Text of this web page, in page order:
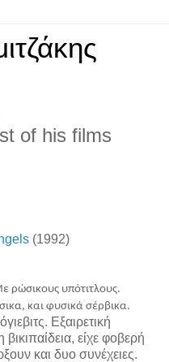
of his films
(1992)
ρώσικους υπότιτλους.
και φυσικά σέρβικα.
Εξαιρετική
είχε φοβερή
και δυο συνέχειες.